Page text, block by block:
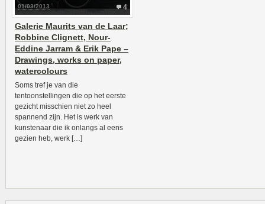
4
01/03/2013
Galerie Maurits van de Laar;
Robbine Clignett, Nour-
Eddine Jarram & Erik Pape –
Drawings, works on paper,
watercolours
Soms tref je van die
tentoonstellingen die op het eerste
gezicht misschien niet zo heel
spannend zijn. Het is werk van
kunstenaar die ik onlangs al eens
gezien heb, werk […]